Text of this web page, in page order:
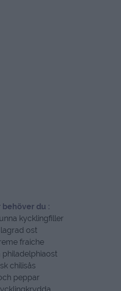
behöver du :
kycklingfiller
ost
fraiche
philadelphiaost
chilisås
peppar